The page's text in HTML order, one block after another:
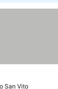
San Vito